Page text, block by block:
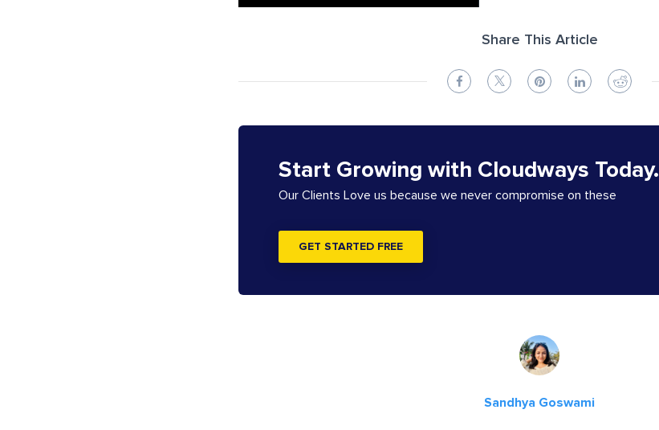
Share This Article
Start Growing with Cloudways Today.
Our Clients Love us because we never compromise on these
GET STARTED FREE
Sandhya Goswami